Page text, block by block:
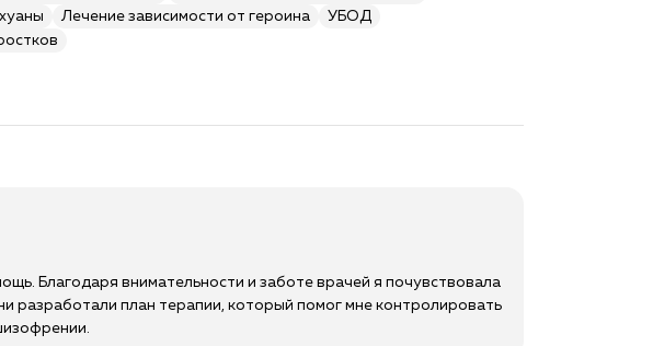
Лечение зависимости от героина
УБОД
Благодаря внимательности и заботе врачей я почувствовала
разработали план терапии, который помог мне контролировать